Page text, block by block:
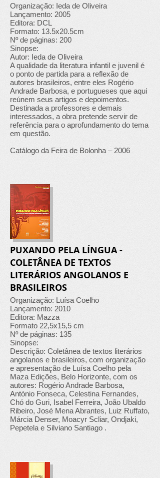
Organização: Ieda de Oliveira
Lançamento: 2005
Editora: DCL
Formato: 13.5x20.5cm
Nº de páginas: 200
Sinopse:
Autor: Ieda de Oliveira
A qualidade da literatura infantil e juvenil é
o ponto de partida para a reflexão de
autores brasileiros, entre eles Rogério
Andrade Barbosa, e portugueses que aqui
reúnem seus artigos e depoimentos.
Destinada a professores e demais
interessados, a obra pretende servir de
referência para o aprofundamento do tema
em questão.
Catálogo da Feira de Bolonha – 2006
PUXANDO PELA LÍNGUA -
COLETÂNEA DE TEXTOS
LITERÁRIOS ANGOLANOS E
BRASILEIROS
Organização: Luísa Coelho
Lançamento: 2010
Editora: Mazza
Formato 22,5x15,5 cm
Nº de páginas: 135
Sinopse:
Descrição: Coletânea de textos literários
angolanos e brasileiros, com organização
e apresentação de Luísa Coelho pela
Maza Edições, Belo Horizonte, com os
autores: Rogério Andrade Barbosa,
António Fonseca, Celestina Fernandes,
Chó do Guri, Isabel Ferreira, João Ubaldo
Ribeiro, José Mena Abrantes, Luiz Ruffato,
Márcia Denser, Moacyr Scliar, Ondjaki,
Pepetela e Silviano Santiago .